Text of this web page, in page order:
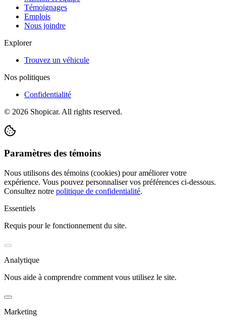
Témoignages
Emplois
Nous joindre
Explorer
Trouvez un véhicule
Nos politiques
Confidentialité
© 2026 Shopicar. All rights reserved.
Paramètres des témoins
Nous utilisons des témoins (cookies) pour améliorer votre
expérience. Vous pouvez personnaliser vos préférences ci-dessous.
Consultez notre politique de confidentialité.
Essentiels
Requis pour le fonctionnement du site.
Analytique
Nous aide à comprendre comment vous utilisez le site.
Marketing